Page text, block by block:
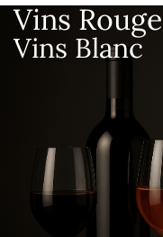
Vins Rouge
Vins Blanc